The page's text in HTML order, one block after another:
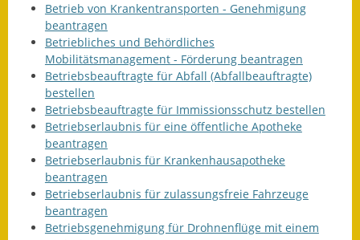
Betrieb von Krankentransporten - Genehmigung
beantragen
Betriebliches und Behördliches
Mobilitätsmanagement - Förderung beantragen
Betriebsbeauftragte für Abfall (Abfallbeauftragte)
bestellen
Betriebsbeauftragte für Immissionsschutz bestellen
Betriebserlaubnis für eine öffentliche Apotheke
beantragen
Betriebserlaubnis für Krankenhausapotheke
beantragen
Betriebserlaubnis für zulassungsfreie Fahrzeuge
beantragen
Betriebsgenehmigung für Drohnenflüge mit einem